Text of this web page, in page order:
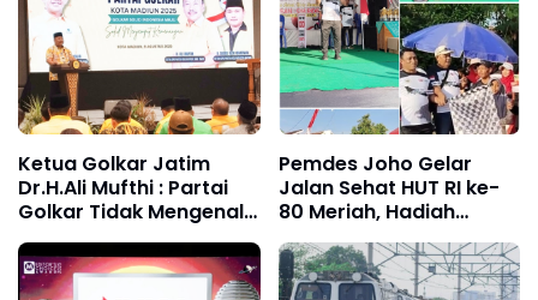
Rp 80 Juta
Ketua Golkar Jatim
Dr.H.Ali Mufthi : Partai
Golkar Tidak Mengenal
Oposisi, Fokus
Mengabdi untuk Rakyat
Pemdes Joho Gelar
Jalan Sehat HUT RI ke-
80 Meriah, Hadiah
Utama Sepeda Motor
Serta Ratusan Dore
Prize